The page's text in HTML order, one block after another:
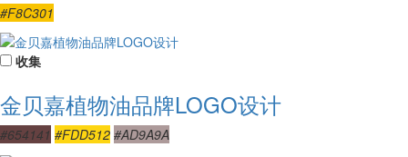
#F8C301
收集
金贝嘉植物油品牌LOGO设计
#654141 #FDD512 #AD9A9A